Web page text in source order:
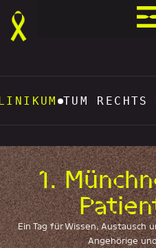
DER ISAR
1.
Ein Tag für Wissen,
Angehörige